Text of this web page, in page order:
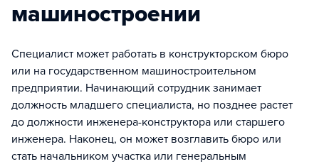
машиностроении
Специалист может работать в конструкторском бюро
или на государственном машиностроительном
предприятии. Начинающий сотрудник занимает
должность младшего специалиста, но позднее растет
до должности инженера-конструктора или старшего
инженера. Наконец, он может возглавить бюро или
стать начальником участка или генеральным